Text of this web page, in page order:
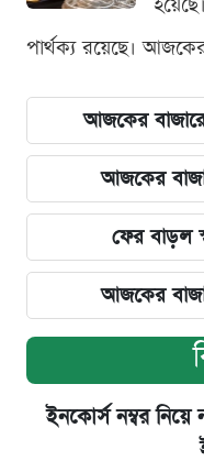
পার্থক্য রয়েছে। আজকের
আজকের
আজকের
ফের বাড়ল
আজকের
ইনকোর্স নম্বর নিয়ে